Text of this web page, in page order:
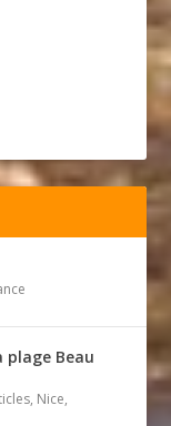
plage Beau
, Nice,